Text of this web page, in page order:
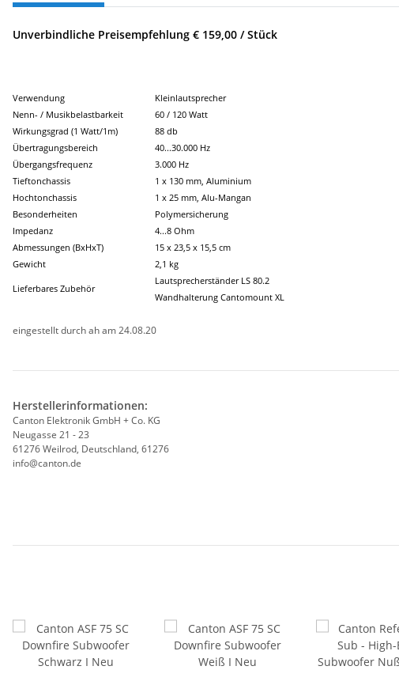
Unverbindliche Preisempfehlung € 159,00 / Stück
Verwendung
Kleinlautsprecher
Nenn- / Musikbelastbarkeit
60 / 120 Watt
Wirkungsgrad (1 Watt/1m)
88 db
Übertragungsbereich
40...30.000 Hz
Übergangsfrequenz
3.000 Hz
Tieftonchassis
1 x 130 mm, Aluminium
Hochtonchassis
1 x 25 mm, Alu-Mangan
Besonderheiten
Polymersicherung
Impedanz
4...8 Ohm
Abmessungen (BxHxT)
15 x 23,5 x 15,5 cm
Gewicht
2,1 kg
Lieferbares Zubehör
Lautsprecherständer LS 80.2
Wandhalterung Cantomount XL
eingestellt durch ah am 24.08.20
Herstellerinformationen:
Canton Elektronik GmbH + Co. KG
Neugasse 21 - 23
61276 Weilrod, Deutschland, 61276
info@canton.de